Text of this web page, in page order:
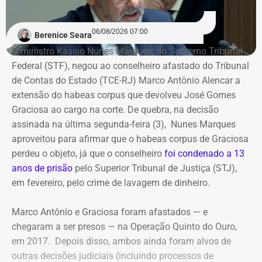
O crime
O crime foi cometido em 14 de março de 2018. Nesse dia,
Marielle participou de um compromisso na Casa das Pretas,
na Lapa, centro da cidade. Quando o encontro terminou, a
vereadora saiu com a assessora Fernanda Chaves, em carro
dirigido pelo motorista Anderson. Quando passavam pelo
bairro do Estácio, na Zona Norte, foram atingidos por treze
disparos. Apenas Fernanda sobreviveu.
Ronnie Lessa e Élcio Queiroz estão presos desde 12 de março
de 2019. Lessa está no Complexo Penitenciário da Papuda,
em Brasília, e Queiroz, na Penitenciária Federal de Brasília.
Com informações da colunista Vera Araújo, do Jornal “O
Globo”.
Berenice Seara06/08/2026 07:00
O ministro Kássio Nunes Marques, do Supremo Tribunal
Federal (STF), negou ao conselheiro afastado do Tribunal
de Contas do Estado (TCE-RJ) Marco Antônio Alencar a
extensão do habeas corpus que devolveu José Gomes
Graciosa ao cargo na corte. De quebra, na decisão
assinada na última segunda-feira (3), Nunes Marques
aproveitou para afirmar que o habeas corpus de Graciosa
perdeu o objeto, já que o conselheiro foi condenado a 13
anos de prisão pelo Superior Tribunal de Justiça (STJ),
em fevereiro, pelo crime de lavagem de dinheiro.
Marco Antônio e Graciosa foram afastados — e
chegaram a ser presos — na Operação Quinto do Ouro,
em 2017. Depois disso, ambos ainda foram alvos de
outras decisões judiciais (incluindo processos de